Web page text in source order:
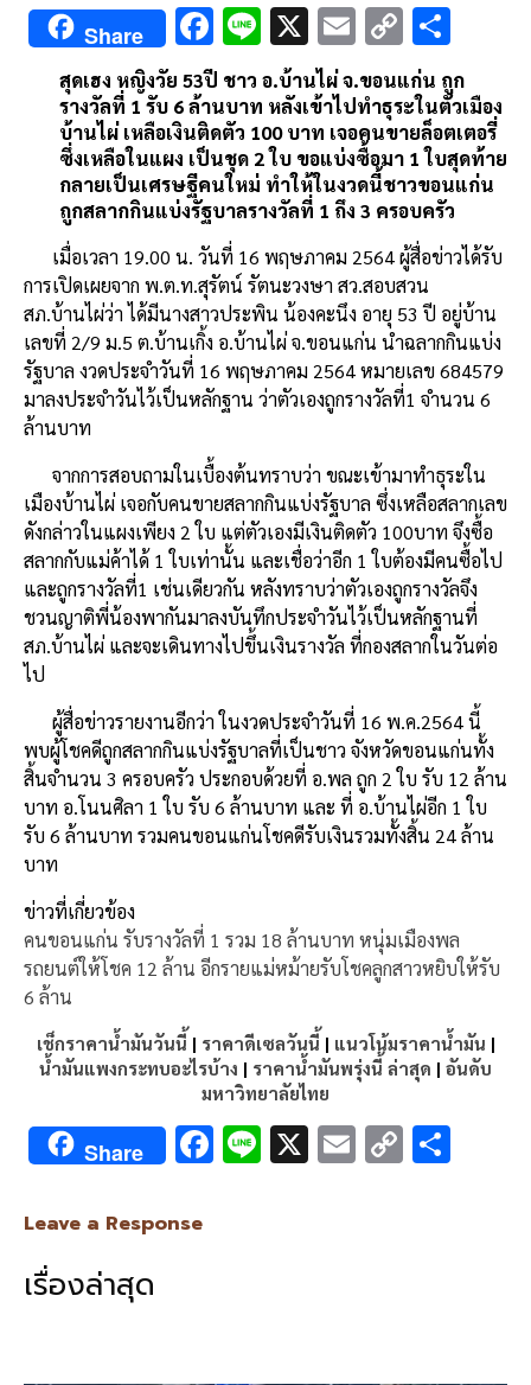
Share F
ac
e
b
o
o
k
Li
n
e
X E
m
ai
l
C
o
py
Li
n
k
h
ar
e
สุดเฮง หญิงวัย 53ปี ชาว อ.บ้านไผ่ จ.ขอนแก่น ถูก
รางวัลที่ 1 รับ 6 ล้านบาท หลังเข้าไปทำธุระในตัวเมือง
บ้านไผ่ เหลือเงินติดตัว 100 บาท เจอคนขายล็อตเตอรี่
ซึ่งเหลือในแผง เป็นชุด 2 ใบ ขอแบ่งซื้อมา 1 ใบสุดท้าย
กลายเป็นเศรษฐีคนใหม่ ทำให้ในงวดนี้ชาวขอนแก่น
ถูกสลากกินแบ่งรัฐบาลรางวัลที่ 1 ถึง 3 ครอบครัว
เมื่อเวลา 19.00 น. วันที่ 16 พฤษภาคม 2564 ผู้สื่อข่าวได้รับ
การเปิดเผยจาก พ.ต.ท.สุรัตน์ รัตนะวงษา สว.สอบสวน
สภ.บ้านไผ่ว่า ได้มีนางสาวประพิน น้องคะนึง อายุ 53 ปี อยู่บ้าน
เลขที่ 2/9 ม.5 ต.บ้านเกิ้ง อ.บ้านไผ่ จ.ขอนแก่น นำฉลากกินแบ่ง
รัฐบาล งวดประจำวันที่ 16 พฤษภาคม 2564 หมายเลข 684579
มาลงประจำวันไว้เป็นหลักฐาน ว่าตัวเองถูกรางวัลที่1 จำนวน 6
ล้านบาท
จากการสอบถามในเบื้องต้นทราบว่า ขณะเข้ามาทำธุระใน
เมืองบ้านไผ่ เจอกับคนขายสลากกินแบ่งรัฐบาล ซึ่งเหลือสลากเลข
ดังกล่าวในแผงเพียง 2 ใบ แต่ตัวเองมีเงินติดตัว 100บาท จึงซื้อ
สลากกับแม่ค้าได้ 1 ใบเท่านั้น และเชื่อว่าอีก 1 ใบต้องมีคนซื้อไป
และถูกรางวัลที่1 เช่นเดียวกัน หลังทราบว่าตัวเองถูกรางวัลจึง
ชวนญาติพี่น้องพากันมาลงบันทึกประจำวันไว้เป็นหลักฐานที่
สภ.บ้านไผ่ และจะเดินทางไปขึ้นเงินรางวัล ที่กองสลากในวันต่อ
ไป
ผู้สื่อข่าวรายงานอีกว่า ในงวดประจำวันที่ 16 พ.ค.2564 นี้
พบผู้โชคดีถูกสลากกินแบ่งรัฐบาลที่เป็นชาว จังหวัดขอนแก่นทั้ง
สิ้นจำนวน 3 ครอบครัว ประกอบด้วยที่ อ.พล ถูก 2 ใบ รับ 12 ล้าน
บาท อ.โนนศิลา 1 ใบ รับ 6 ล้านบาท และ ที่ อ.บ้านไผ่อีก 1 ใบ
รับ 6 ล้านบาท รวมคนขอนแก่นโชคดีรับเงินรวมทั้งสิ้น 24 ล้าน
บาท
ข่าวที่เกี่ยวข้อง
คนขอนแก่น รับรางวัลที่ 1 รวม 18 ล้านบาท หนุ่มเมืองพล
รถยนต์ให้โชค 12 ล้าน อีกรายแม่หม้ายรับโชคลูกสาวหยิบให้รับ
6 ล้าน
เช็กราคาน้ำมันวันนี้ | ราคาดีเซลวันนี้ | แนวโน้มราคาน้ำมัน |
น้ำมันแพงกระทบอะไรบ้าง | ราคาน้ำมันพรุ่งนี้ ล่าสุด | อันดับ
มหาวิทยาลัยไทย
Share F
k
Li X E C
Leave a Response
เรื่องล่าสุด